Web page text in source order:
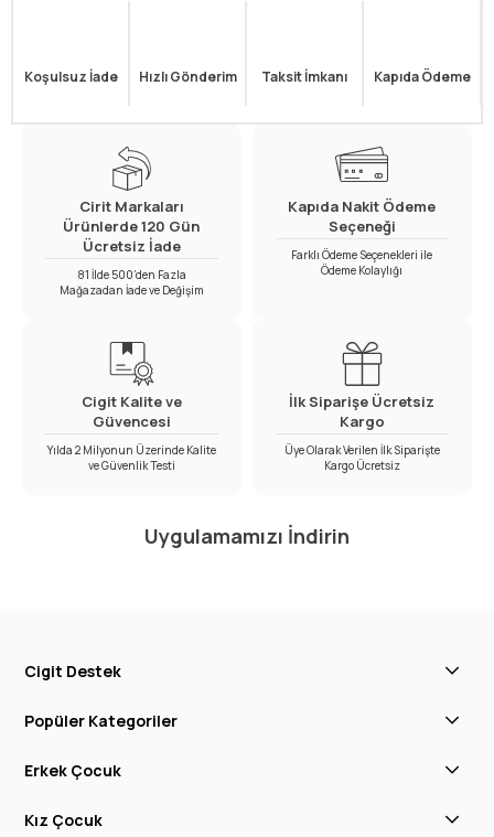
Koşulsuz İade Hızlı Gönderim Taksit İmkanı Kapıda Ödeme
Cirit Markaları
Ürünlerde 120 Gün
Ücretsiz İade
81 İlde 500’den Fazla
Mağazadan İade ve Değişim
Kapıda Nakit Ödeme
Seçeneği
Farklı Ödeme Seçenekleri ile
Ödeme Kolaylığı
Cigit Kalite ve
Güvencesi
Yılda 2 Milyonun Üzerinde Kalite
ve Güvenlik Testi
İlk Siparişe Ücretsiz
Kargo
Üye Olarak Verilen İlk Siparişte
Kargo Ücretsiz
Uygulamamızı İndirin
Cigit Destek
Popüler Kategoriler
Erkek Çocuk
Kız Çocuk